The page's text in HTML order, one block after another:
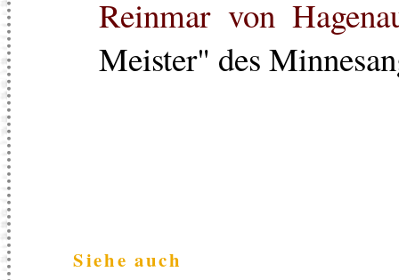
Reinmar von
Meister" des
Siehe auch